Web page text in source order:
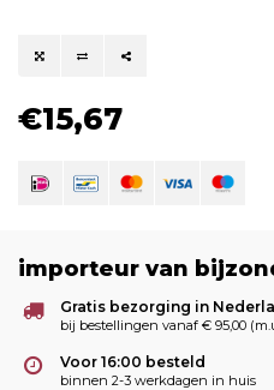
€15,67
importeur van
Gratis bezorging in
bij bestellingen vanaf € 95,00
Voor 16:00 besteld
binnen 2-3 werkdagen in huis